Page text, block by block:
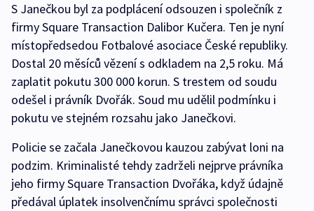
S Janečkou byl za podplácení odsouzen i společník z
firmy Square Transaction Dalibor Kučera. Ten je nyní
místopředsedou Fotbalové asociace České republiky.
Dostal 20 měsíců vězení s odkladem na 2,5 roku. Má
zaplatit pokutu 300 000 korun. S trestem od soudu
odešel i právník Dvořák. Soud mu udělil podmínku i
pokutu ve stejném rozsahu jako Janečkovi.
Policie se začala Janečkovou kauzou zabývat loni na
podzim. Kriminalisté tehdy zadrželi nejprve právníka
jeho firmy Square Transaction Dvořáka, když údajně
předával úplatek insolvenčnímu správci společnosti